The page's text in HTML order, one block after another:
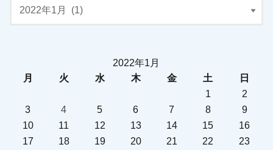
2022年1月
月
火 水 木 金 土
日
1
2
3
4 5 6 7 8
9
10
11 12 13 14 15
16
17
18 19 20 21 22
23